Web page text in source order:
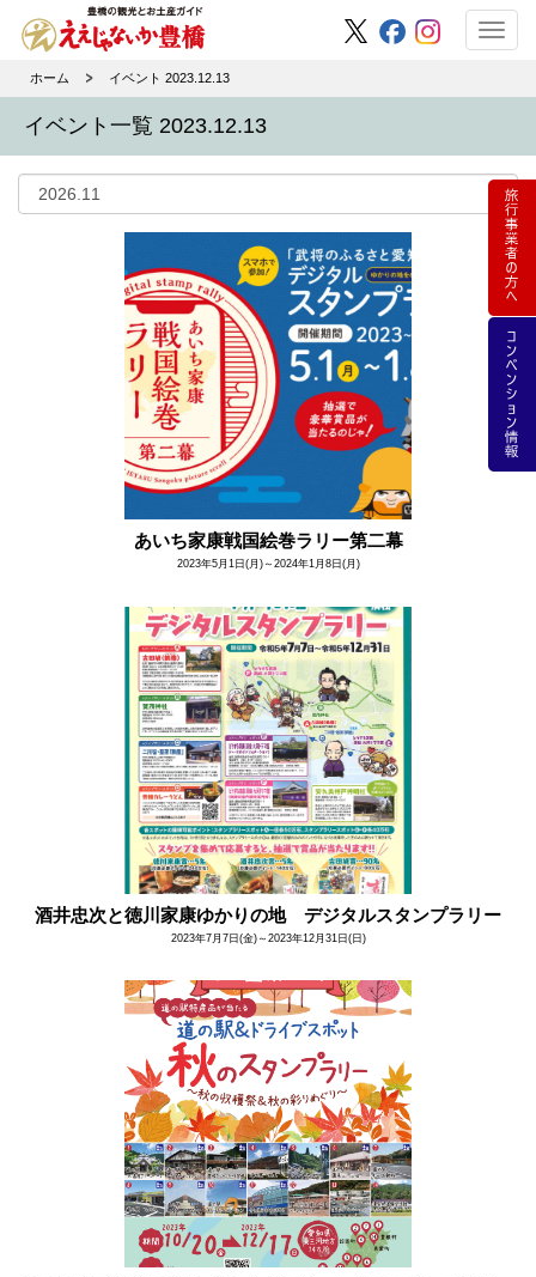
ホーム イベント 2023.12.13
イベント一覧 2023.12.13
あいち家康戦国絵巻ラリー第二幕
2023年5月1日(月)～2024年1月8日(月)
酒井忠次と徳川家康ゆかりの地 デジタルスタンプラリー
2023年7月7日(金)～2023年12月31日(日)